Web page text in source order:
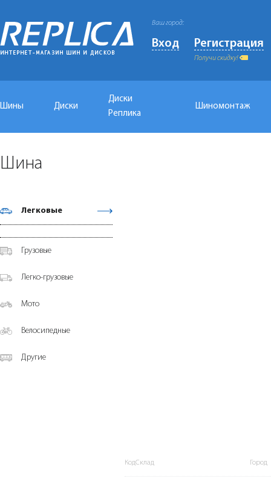
Ваш город:
Вход Регистрация
Получи скидку!
Шины Диски
Диски
Реплика
Шиномонтаж
Шина
Легковые
Грузовые
Легко-грузовые
Мото
Велосипедные
Другие
КодСклад Город